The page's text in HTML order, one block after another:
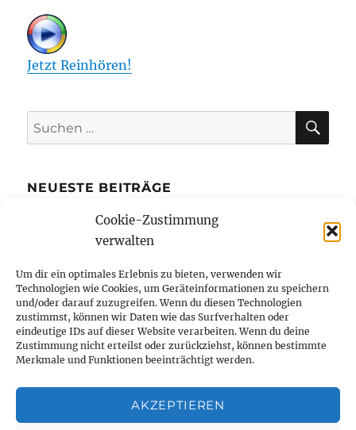
Cookie-Zustimmung
verwalten
Um dir ein optimales Erlebnis zu bieten, verwenden wir
Technologien wie Cookies, um Geräteinformationen zu speichern
und/oder darauf zuzugreifen. Wenn du diesen Technologien
zustimmst, können wir Daten wie das Surfverhalten oder
eindeutige IDs auf dieser Website verarbeiten. Wenn du deine
Zustimmung nicht erteilst oder zurückziehst, können bestimmte
Merkmale und Funktionen beeinträchtigt werden.
AKZEPTIEREN
Jetzt Reinhören!
Suchen
nach:
NEUESTE BEITRÄGE
Die Kreditkarte mit Ratenzahlung bietet
Bibi Blocksberg und Benjamin Blümchen
erstmals in Braille-Schrift erhältlich
Wie kleine Unternehmer von Büros in der
Innenstadt profitieren
Tanzen hält jung – aber wieso eigentlich?
Elektrische Zigaretten